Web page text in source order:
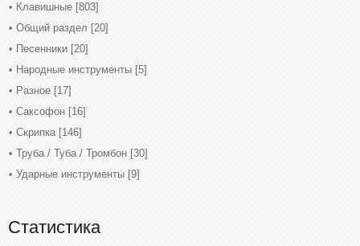
Клавишные [803]
Общий раздел [20]
Песенники [20]
Народные инструменты [5]
Разное [17]
Саксофон [16]
Скрипка [146]
Труба / Туба / Тромбон [30]
Ударные инструменты [9]
Статистика